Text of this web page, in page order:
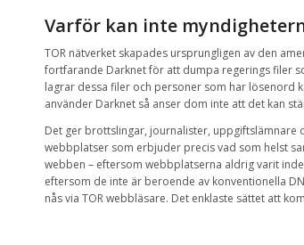
Varför kan inte
TOR nätverket skapades ursprungligen av den
fortfarande Darknet för att dumpa regeringsfiler
lagrar dessa filer och personer som har lösenord
använder Darknet så anser dom inte att det kan
Det ger brottslingar, journalister, uppgiftslämnare
webbplatser som erbjuder precis vad som helst
webben – eftersom webbplatserna aldrig varit
eftersom de inte är beroende av konventionella
nåsvia TORwebbläsare. Det enklaste sättet att